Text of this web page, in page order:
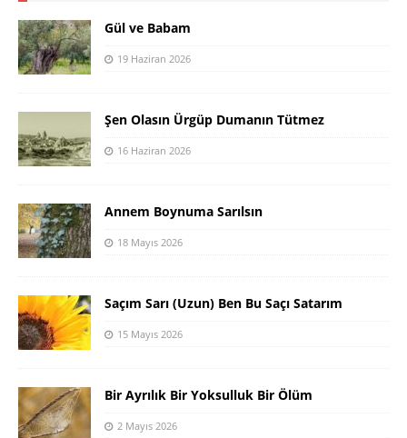
Gül ve Babam
19 Haziran 2026
Şen Olasın Ürgüp Dumanın Tütmez
16 Haziran 2026
Annem Boynuma Sarılsın
18 Mayıs 2026
Saçım Sarı (Uzun) Ben Bu Saçı Satarım
15 Mayıs 2026
Bir Ayrılık Bir Yoksulluk Bir Ölüm
2 Mayıs 2026